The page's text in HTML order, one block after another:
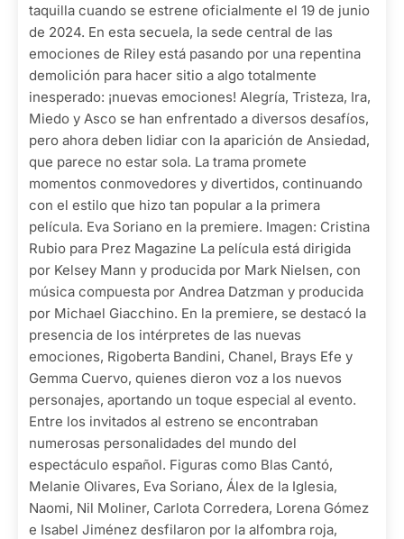
taquilla cuando se estrene oficialmente el 19 de junio
de 2024. En esta secuela, la sede central de las
emociones de Riley está pasando por una repentina
demolición para hacer sitio a algo totalmente
inesperado: ¡nuevas emociones! Alegría, Tristeza, Ira,
Miedo y Asco se han enfrentado a diversos desafíos,
pero ahora deben lidiar con la aparición de Ansiedad,
que parece no estar sola. La trama promete
momentos conmovedores y divertidos, continuando
con el estilo que hizo tan popular a la primera
película. Eva Soriano en la premiere. Imagen: Cristina
Rubio para Prez Magazine La película está dirigida
por Kelsey Mann y producida por Mark Nielsen, con
música compuesta por Andrea Datzman y producida
por Michael Giacchino. En la premiere, se destacó la
presencia de los intérpretes de las nuevas
emociones, Rigoberta Bandini, Chanel, Brays Efe y
Gemma Cuervo, quienes dieron voz a los nuevos
personajes, aportando un toque especial al evento.
Entre los invitados al estreno se encontraban
numerosas personalidades del mundo del
espectáculo español. Figuras como Blas Cantó,
Melanie Olivares, Eva Soriano, Álex de la Iglesia,
Naomi, Nil Moliner, Carlota Corredera, Lorena Gómez
e Isabel Jiménez desfilaron por la alfombra roja,